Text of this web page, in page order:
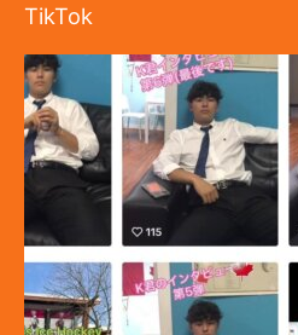
TikTok